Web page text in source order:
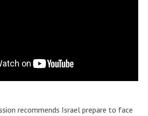
recommends Israel prepare to face